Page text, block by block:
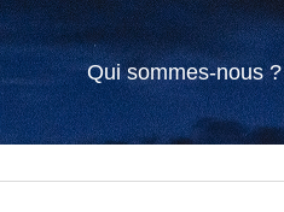
Qui sommes-nous ?